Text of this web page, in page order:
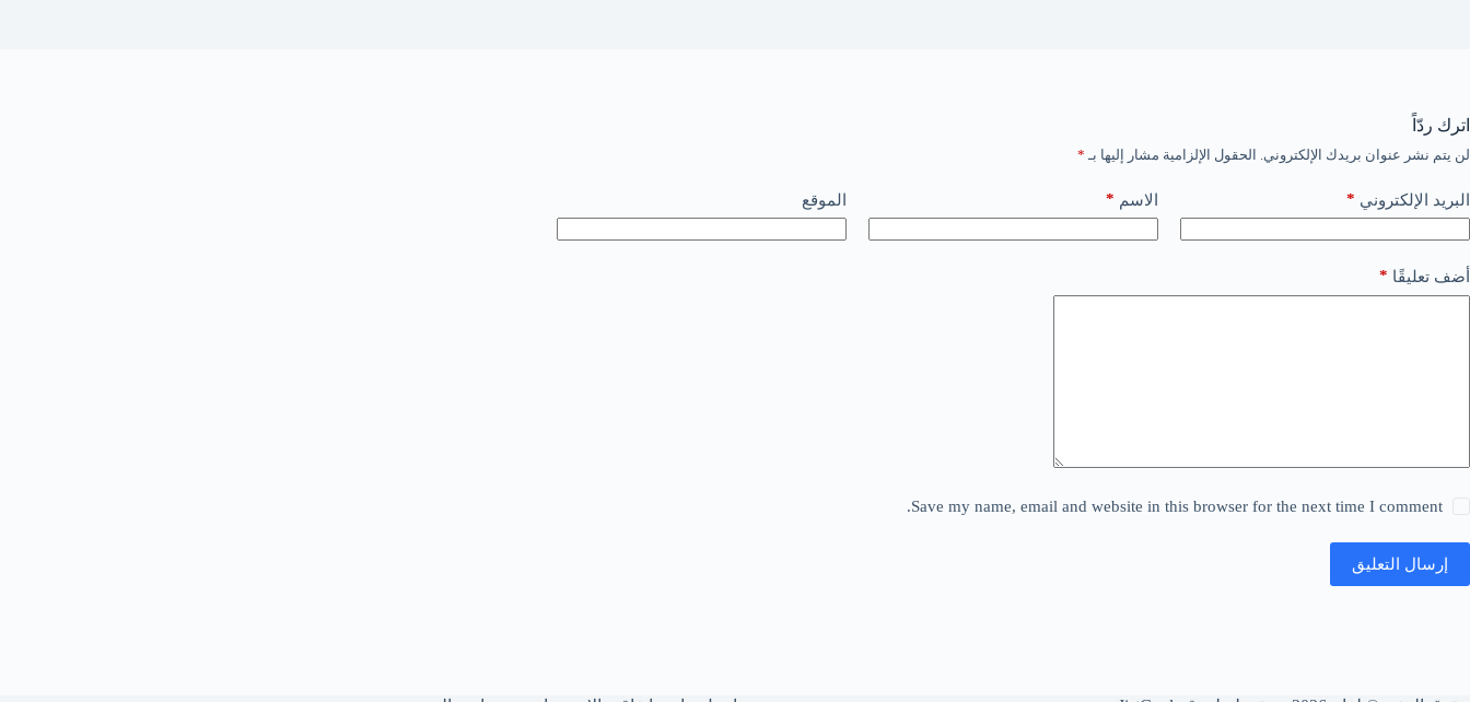
اترك ردّاً
لن يتم نشر عنوان بريدك الإلكتروني. الحقول الإلزامية مشار إليها بـ *
البريد الإلكتروني * الاسم * الموقع
أضف تعليقًا *
Save my name, email and website in this browser for the next time I comment.
إرسال التعليق